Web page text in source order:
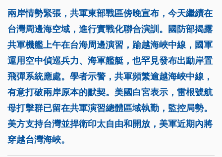
兩岸情勢緊張，共軍東部戰區傍晚宣布，今天繼續在
台灣周邊海空域，進行實戰化聯合演訓。國防部揭露
共軍機艦上午在台海周邊演習，踰越海峽中線，國軍
運用空中偵巡兵力、海軍艦艇，也罕見發布出動岸置
飛彈系統應處。學者示警，共軍頻繁逾越海峽中線，
有意打破兩岸原本的默契。美國白宮表示，雷根號航
母打擊群已留在共軍演習總體區域執勤，監控局勢。
美方支持台灣並捍衛印太自由和開放，美軍近期內將
穿越台灣海峽。